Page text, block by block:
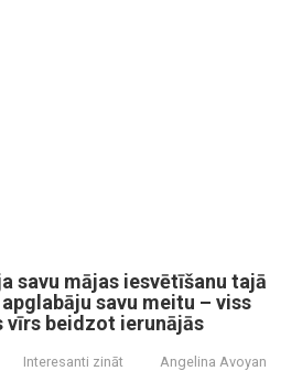
savu mājas iesvētīšanu tajā
savu meitu – viss
vīrs beidzot ierunājās
Interesanti zināt Angelina Avoyan